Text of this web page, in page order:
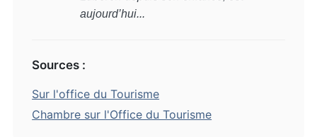
aujourd’hui...
Sources :
Sur l'office du Tourisme
Chambre sur l'Office du Tourisme